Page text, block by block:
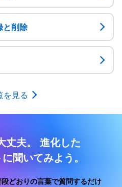
削除
を見る
夫。
進化した
聞いてみよう。
どおりの言葉で質問するだけ